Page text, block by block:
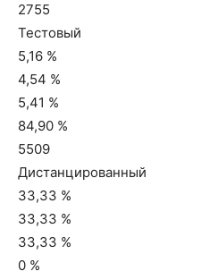
2755
Тестовый
5,16 %
4,54 %
5,41 %
84,90 %
5509
Дистанцированный
33,33 %
33,33 %
33,33 %
0 %